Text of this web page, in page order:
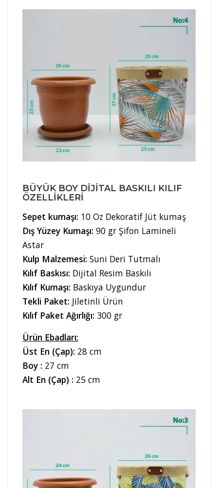
BÜYÜK BOY DIJITAL BASKILI KILIF
ÖZELLIKLERI
Sepet kumaşı: 10 Oz Dekoratif Jüt kumaş
Dış Yüzey Kumaşı: 90 gr Şifon Lamineli
Astar
Kulp Malzemesi: Suni Deri Tutmalı
Kılıf Baskısı: Dijital Resim Baskılı
Kılıf Kumaşı: Baskıya Uygundur
Tekli Paket: Jiletinli Ürün
Kılıf Paket Ağırlığı: 300 gr
Ürün Ebadları:
Üst En (Çap): 28 cm
Boy : 27 cm
Alt En (Çap) : 25 cm